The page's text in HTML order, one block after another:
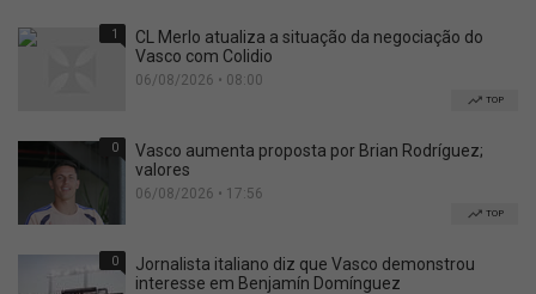
1
CL Merlo atualiza a situação da negociação do
Vasco com Colidio
06/08/2026 • 08:00
TOP
0
Vasco aumenta proposta por Brian Rodríguez;
valores
06/08/2026 • 17:56
TOP
0
Jornalista italiano diz que Vasco demonstrou
interesse em Benjamín Domínguez